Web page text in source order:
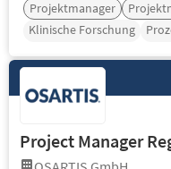
Projektmanager
Klinische Forschung
Project Manager